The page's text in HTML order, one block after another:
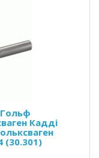
Кадді
(30.301)